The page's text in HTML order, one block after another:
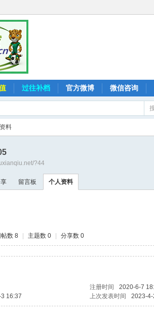
过往补档 官方微博 微信咨询
料
?44
留言板 个人资料
帖数 8 主题数 0 分享数 0
注册时间
2020-6-7
16:37 上次发表时间 2023-